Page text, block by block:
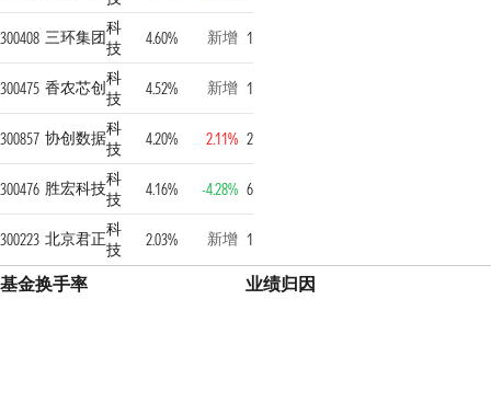
300408 三环集团科
技
4.60% 新增 1
300475 香农芯创科
技
4.52% 新增 1
300857 协创数据科
技
4.20% 2.11% 2
300476 胜宏科技科
技
4.16% -4.28% 6
300223 北京君正科
技
2.03% 新增 1
基金换手率 业绩归因